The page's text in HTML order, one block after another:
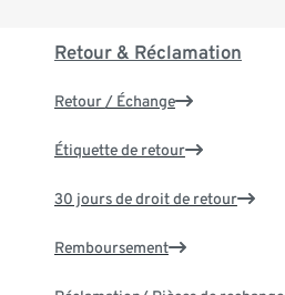
Retour & Réclamation
Retour / Échange
Étiquette de retour
30 jours de droit de retour
Remboursement